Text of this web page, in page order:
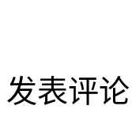
发表评论